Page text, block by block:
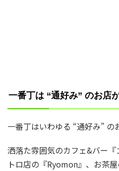
一番丁は “通好み” のお店
一番丁はいわゆる “通好み” の
洒落た雰囲気のカフェ&バー
トロ店の『Ryomon』、お茶